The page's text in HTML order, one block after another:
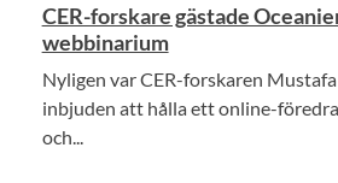
CER-forskare gästade
webbinarium
Nyligen var CER-forskaren
inbjuden att hålla ett online-
och...